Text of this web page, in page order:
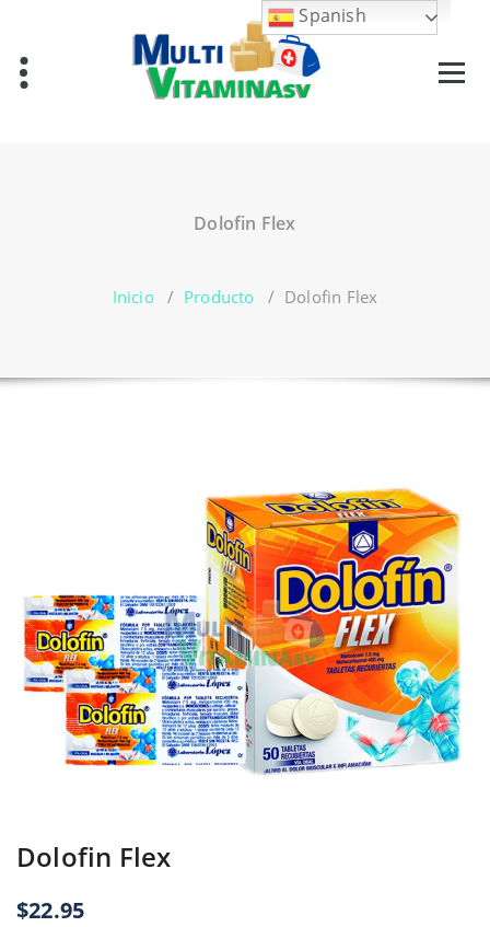
contenido
Dolofin Flex
Inicio/ Producto / Dolofin Flex
Dolofin Flex
$22.95
Spanish